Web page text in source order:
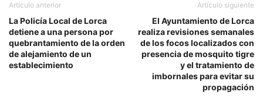
Artículo anterior
La Policía Local de Lorca
detiene a una persona por
quebrantamiento de la orden
de alejamiento de un
establecimiento
Artículo siguiente
El Ayuntamiento de Lorca
realiza revisiones semanales
de los focos localizados con
presencia de mosquito tigre
y el tratamiento de
imbornales para evitar su
propagación